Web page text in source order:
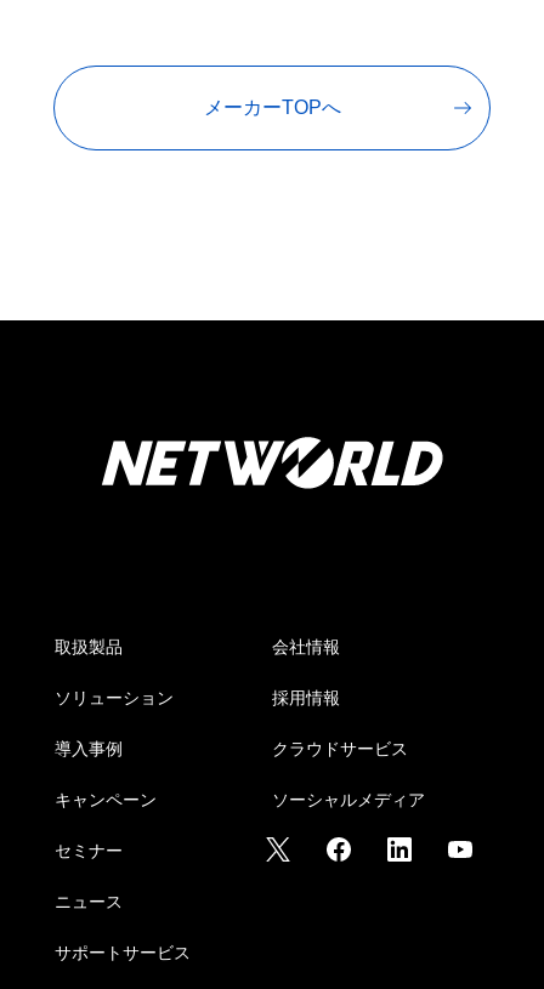
メーカーTOPへ
取扱製品
ソリューション
導入事例
キャンペーン
セミナー
ニュース
サポートサービス
会社情報
採用情報
クラウドサービス
ソーシャルメディア